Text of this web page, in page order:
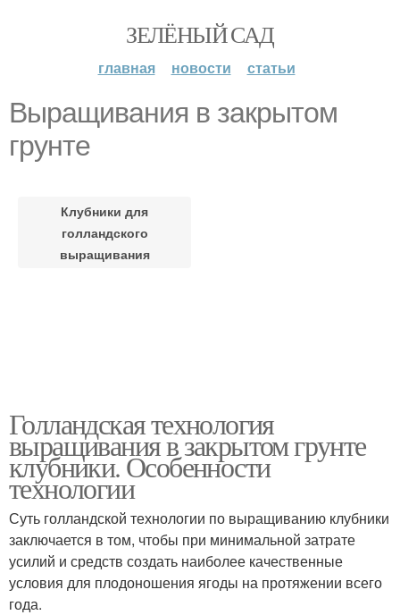
ЗЕЛЁНЫЙ САД
главная новости статьи
Выращивания в закрытом
грунте
Клубники для
голландского
выращивания
Голландская технология
выращивания в закрытом грунте
клубники. Особенности
технологии
Суть голландской технологии по выращиванию клубники
заключается в том, чтобы при минимальной затрате
усилий и средств создать наиболее качественные
условия для плодоношения ягоды на протяжении всего
года.